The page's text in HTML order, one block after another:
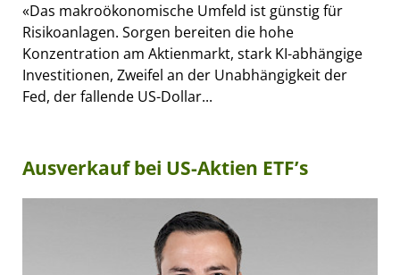
«Das makroökonomische Umfeld ist günstig für
Risikoanlagen. Sorgen bereiten die hohe
Konzentration am Aktienmarkt, stark KI-abhängige
Investitionen, Zweifel an der Unabhängigkeit der
Fed, der fallende US-Dollar...
Ausverkauf bei US-Aktien ETF’s